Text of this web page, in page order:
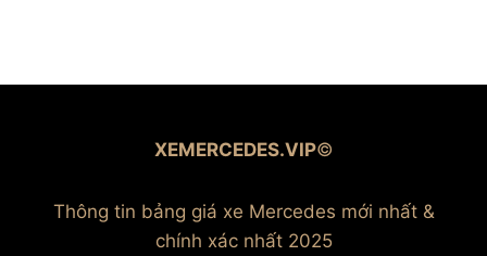
XEMERCEDES.VIP©
Thông tin bảng giá xe Mercedes mới nhất &
chính xác nhất 2025